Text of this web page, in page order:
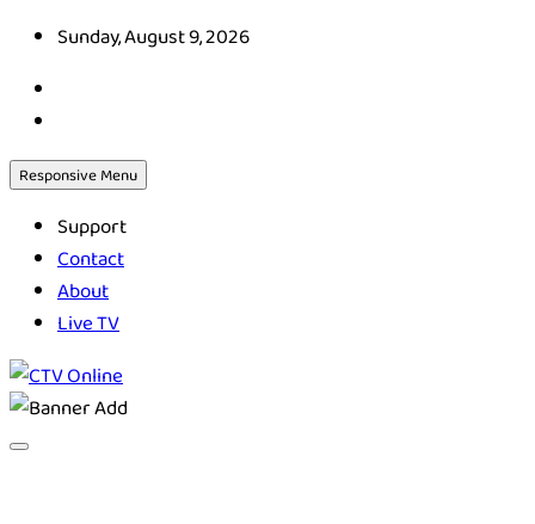
Skip
content
Sunday, August 9, 2026
Responsive Menu
Support
Contact
About
Live TV
CTV Online